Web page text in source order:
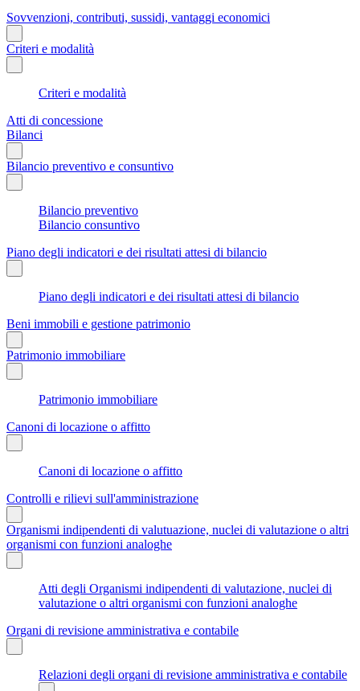
Sovvenzioni, contributi, sussidi, vantaggi economici
Criteri e modalità
Criteri e modalità
Atti di concessione
Bilanci
Bilancio preventivo e consuntivo
Bilancio preventivo
Bilancio consuntivo
Piano degli indicatori e dei risultati attesi di bilancio
Piano degli indicatori e dei risultati attesi di bilancio
Beni immobili e gestione patrimonio
Patrimonio immobiliare
Patrimonio immobiliare
Canoni di locazione o affitto
Canoni di locazione o affitto
Controlli e rilievi sull'amministrazione
Organismi indipendenti di valutuazione, nuclei di valutazione o altri
organismi con funzioni analoghe
Atti degli Organismi indipendenti di valutazione, nuclei di
valutazione o altri organismi con funzioni analoghe
Organi di revisione amministrativa e contabile
Relazioni degli organi di revisione amministrativa e contabile